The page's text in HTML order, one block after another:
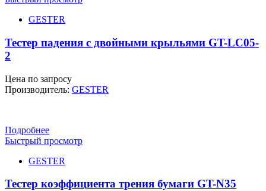
GESTER
Тестер падения с двойными крыльями GT-LC05-
2
Цена по запросу
Производитель: GESTER
Подробнее
Быстрый просмотр
GESTER
Тестер коэффициента трения бумаги GT-N35